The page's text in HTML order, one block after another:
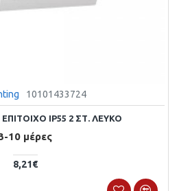
10101433724
IP55 2 ΣΤ. ΛΕΥΚΟ
10 μέρες
8,21€